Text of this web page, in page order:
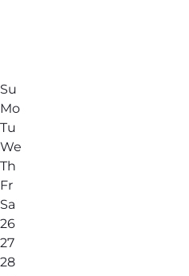
Su
Mo
Tu
We
Th
Fr
Sa
26
27
28